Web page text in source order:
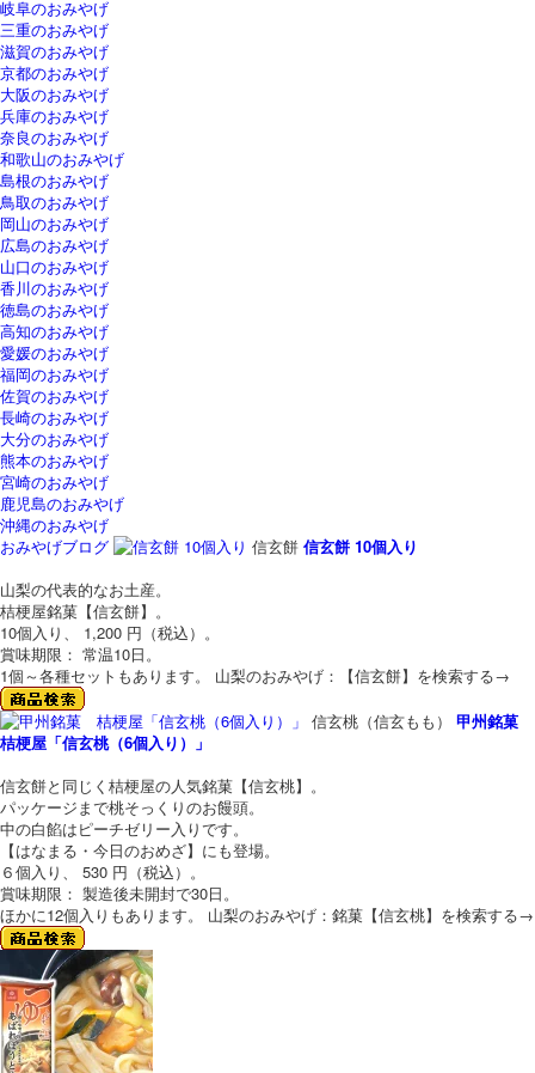
岐阜のおみやげ
三重のおみやげ
滋賀のおみやげ
京都のおみやげ
大阪のおみやげ
兵庫のおみやげ
奈良のおみやげ
和歌山のおみやげ
島根のおみやげ
鳥取のおみやげ
岡山のおみやげ
広島のおみやげ
山口のおみやげ
香川のおみやげ
徳島のおみやげ
高知のおみやげ
愛媛のおみやげ
福岡のおみやげ
佐賀のおみやげ
長崎のおみやげ
大分のおみやげ
熊本のおみやげ
宮崎のおみやげ
鹿児島のおみやげ
沖縄のおみやげ
おみやげブログ
信玄餅 信玄餅 10個入り
山梨の代表的なお土産。
桔梗屋銘菓【信玄餅】。
10個入り、 1,200 円（税込）。
賞味期限： 常温10日。
1個～各種セットもあります。 山梨のおみやげ：【信玄餅】を検索する→
信玄桃（信玄もも） 甲州銘菓
桔梗屋「信玄桃（6個入り）」
信玄餅と同じく桔梗屋の人気銘菓【信玄桃】。
パッケージまで桃そっくりのお饅頭。
中の白餡はピーチゼリー入りです。
【はなまる・今日のおめざ】にも登場。
６個入り、 530 円（税込）。
賞味期限： 製造後未開封で30日。
ほかに12個入りもあります。 山梨のおみやげ：銘菓【信玄桃】を検索する→